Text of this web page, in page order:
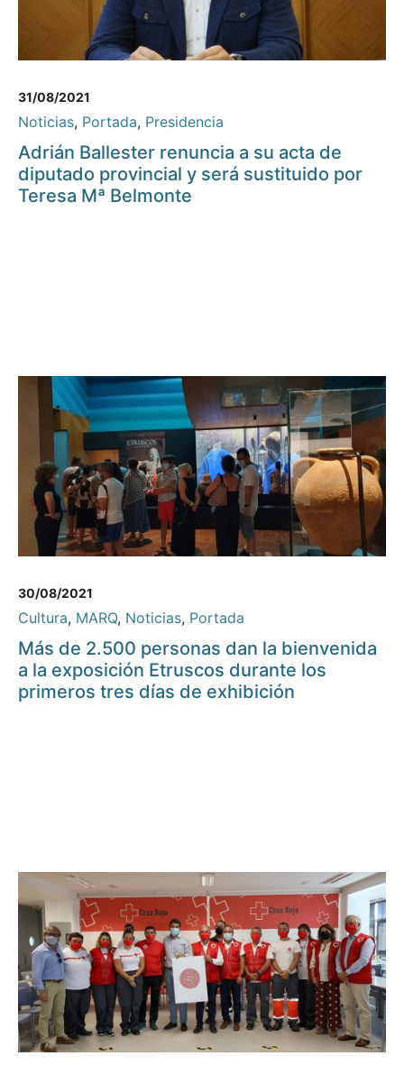
31/08/2021
Noticias, Portada, Presidencia
Adrián Ballester renuncia a su acta de
diputado provincial y será sustituido por
Teresa Mª Belmonte
30/08/2021
Cultura, MARQ, Noticias, Portada
Más de 2.500 personas dan la bienvenida
a la exposición Etruscos durante los
primeros tres días de exhibición